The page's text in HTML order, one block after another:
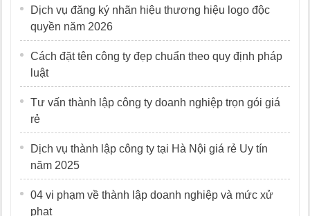
Dịch vụ đăng ký nhãn hiệu thương hiệu logo độc
quyền năm 2026
Cách đặt tên công ty đẹp chuẩn theo quy định pháp
luật
Tư vấn thành lập công ty doanh nghiệp trọn gói giá
rẻ
Dịch vụ thành lập công ty tại Hà Nội giá rẻ Uy tín
năm 2025
04 vi phạm về thành lập doanh nghiệp và mức xử
phạt